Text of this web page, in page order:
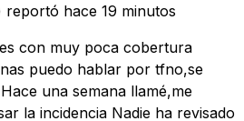
reportó hace 19 minutos
con muy poca cobertura
puedo hablar por tfno,se
una semana llamé,me
la incidencia Nadie ha revisado